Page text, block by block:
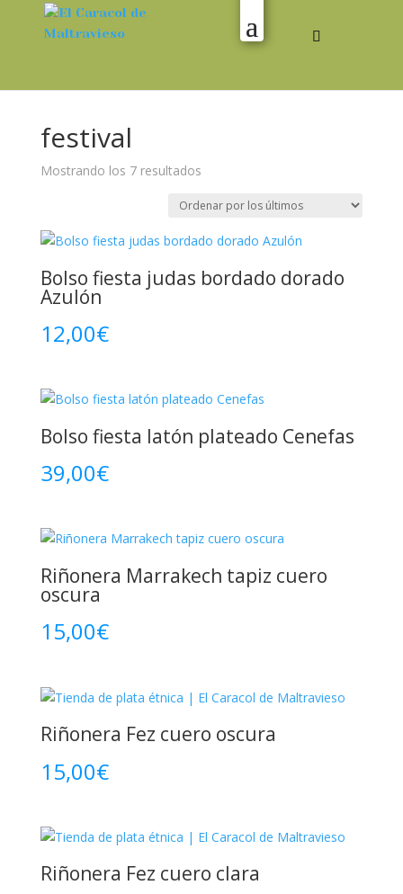
festival
Mostrando los 7 resultadosOrdenado
los
últimos
Bolso fiesta judas bordado dorado
Azulón
12,00€
Bolso fiesta latón plateado Cenefas
39,00€
Riñonera Marrakech tapiz cuero
oscura
15,00€
Riñonera Fez cuero oscura
15,00€
Riñonera Fez cuero clara